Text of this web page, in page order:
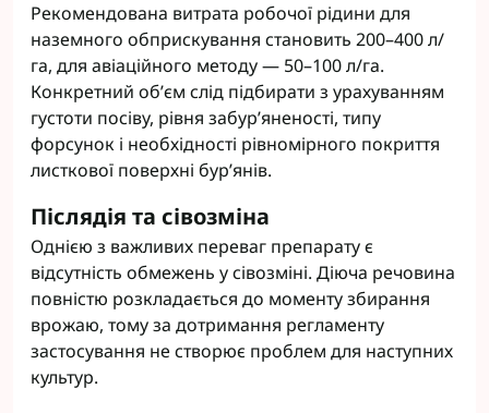
Рекомендована витрата робочої рідини для
наземного обприскування становить 200–400 л/
га, для авіаційного методу — 50–100 л/га.
Конкретний об’єм слід підбирати з урахуванням
густоти посіву, рівня забур’яненості, типу
форсунок і необхідності рівномірного покриття
листкової поверхні бур’янів.
Післядія та сівозміна
Однією з важливих переваг препарату є
відсутність обмежень у сівозміні. Діюча речовина
повністю розкладається до моменту збирання
врожаю, тому за дотримання регламенту
застосування не створює проблем для наступних
культур.